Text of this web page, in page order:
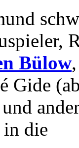
Bülow
Gide
die